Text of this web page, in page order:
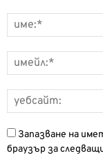
Запазване на
браузър за